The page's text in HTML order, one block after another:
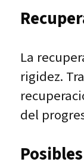
La
rigidez.
del